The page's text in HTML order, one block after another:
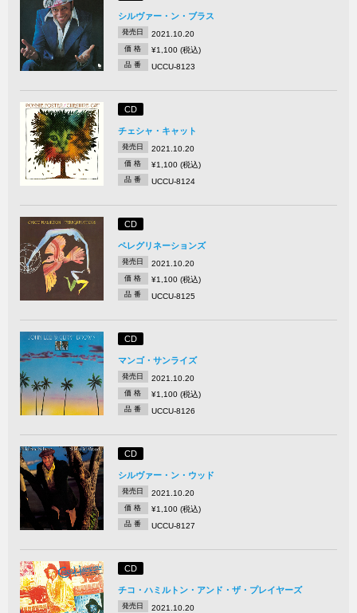
シルヴァー・ン・ブラス
発売日 2021.10.20
価 格 ¥1,100 (税込)
品 番 UCCU-8123
CD
チェシャ・キャット
発売日 2021.10.20
価 格 ¥1,100 (税込)
品 番 UCCU-8124
CD
ペレグリネーションズ
発売日 2021.10.20
価 格 ¥1,100 (税込)
品 番 UCCU-8125
CD
マンゴ・サンライズ
発売日 2021.10.20
価 格 ¥1,100 (税込)
品 番 UCCU-8126
CD
シルヴァー・ン・ウッド
発売日 2021.10.20
価 格 ¥1,100 (税込)
品 番 UCCU-8127
CD
チコ・ハミルトン・アンド・ザ・プレイヤーズ
発売日 2021.10.20